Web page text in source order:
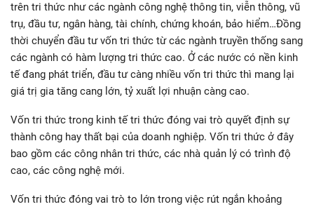
trên tri thức như các ngành công nghệ thông tin, viễn thông, vũ
trụ, đầu tư, ngân hàng, tài chính, chứng khoán, bảo hiểm…Đồng
thời chuyển đầu tư vốn tri thức từ các ngành truyền thống sang
các ngành có hàm lượng tri thức cao. Ở các nước có nền kinh
tế đang phát triển, đầu tư càng nhiều vốn tri thức thì mang lại
giá trị gia tăng cang lớn, tỷ xuất lợi nhuận càng cao.
Vốn tri thức trong kinh tế tri thức đóng vai trò quyết định sự
thành công hay thất bại của doanh nghiệp. Vốn tri thức ở đây
bao gồm các công nhân tri thức, các nhà quản lý có trình độ
cao, các công nghệ mới.
Vốn tri thức đóng vai trò to lớn trong việc rút ngắn khoảng